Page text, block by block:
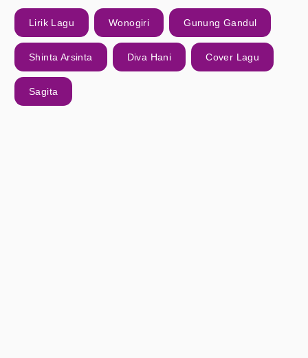
Lirik Lagu Wonogiri Gunung Gandul
Shinta Arsinta Diva Hani Cover Lagu
Sagita